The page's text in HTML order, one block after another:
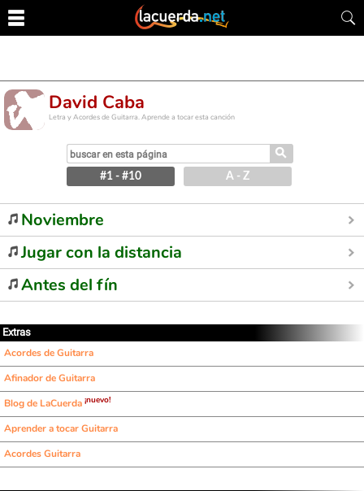
David Caba
Letra y Acordes de Guitarra. Aprende a tocar esta canción
⚲
#1 - #10 A - Z
Noviembre
Jugar con la distancia
Antes del fín
Extras
Acordes de Guitarra
Afinador de Guitarra
Blog de LaCuerda ¡nuevo!
Aprender a tocar Guitarra
Acordes Guitarra